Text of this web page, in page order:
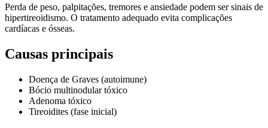
Perda de peso, palpitações, tremores e ansiedade podem ser sinais de
hipertireoidismo. O tratamento adequado evita complicações
cardíacas e ósseas.
Causas principais
Doença de Graves (autoimune)
Bócio multinodular tóxico
Adenoma tóxico
Tireoidites (fase inicial)